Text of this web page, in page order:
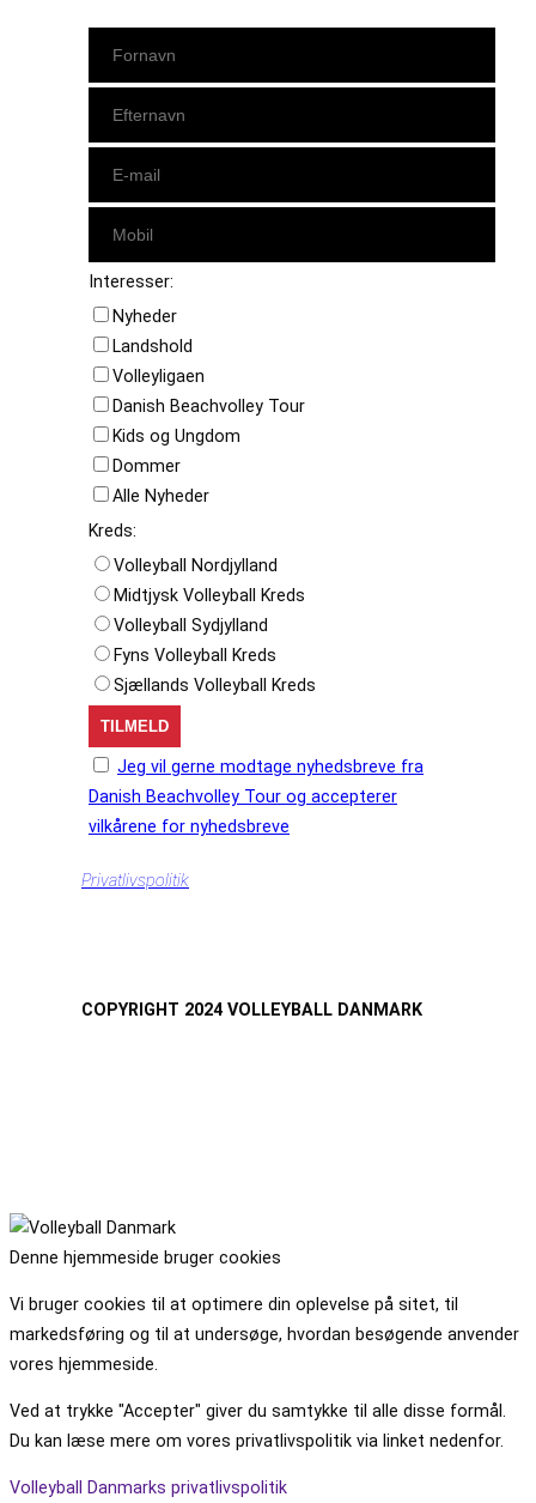
Interesser:
Nyheder
Landshold
Volleyligaen
Danish Beachvolley Tour
Kids og Ungdom
Dommer
Alle Nyheder
Kreds:
Volleyball Nordjylland
Midtjysk Volleyball Kreds
Volleyball Sydjylland
Fyns Volleyball Kreds
Sjællands Volleyball Kreds
Jeg vil gerne modtage nyhedsbreve fra
Danish Beachvolley Tour og accepterer
vilkårene for nyhedsbreve
Privatlivspolitik
COPYRIGHT 2024 VOLLEYBALL DANMARK
Denne hjemmeside bruger cookies
Vi bruger cookies til at optimere din oplevelse på sitet, til
markedsføring og til at undersøge, hvordan besøgende anvender
vores hjemmeside.
Ved at trykke "Accepter" giver du samtykke til alle disse formål.
Du kan læse mere om vores privatlivspolitik via linket nedenfor.
Volleyball Danmarks privatlivspolitik